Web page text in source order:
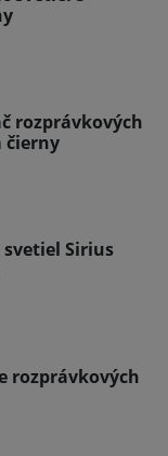
rozprávkových
čierny
Sirius
rozprávkových